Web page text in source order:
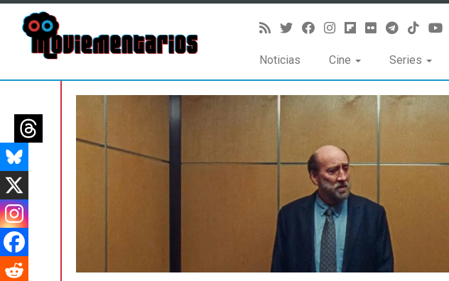
contenido
Noticias Cine Series